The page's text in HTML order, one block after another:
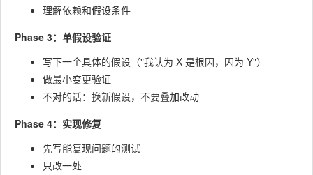
理解依赖和假设条件
Phase 3：单假设验证
写下一个具体的假设（"我认为 X 是根因，因为 Y"）
做最小变更验证
不对的话：换新假设，不要叠加改动
Phase 4：实现修复
先写能复现问题的测试
只改一处